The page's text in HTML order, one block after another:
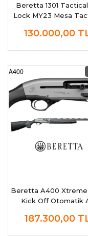
Beretta 1301
Lock MY23 Mesa
130.000,00
Beretta A400 Xtreme
Kick Off Otomatik
187.300,00